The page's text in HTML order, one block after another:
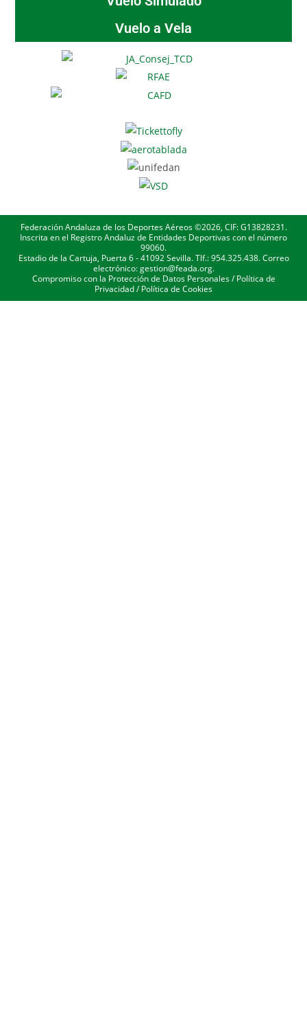
Vuelo a Vela
Federación Andaluza de los Deportes Aéreos ©2026, CIF: G13828231.
Inscrita en el Registro Andaluz de Entidades Deportivas con el número
99060.
Estadio de la Cartuja, Puerta 6 - 41092 Sevilla. Tlf.: 954.325.438. Correo
electrónico: gestion@feada.org.
Compromiso con la Protección de Datos Personales/Política de
Privacidad/Política de Cookies